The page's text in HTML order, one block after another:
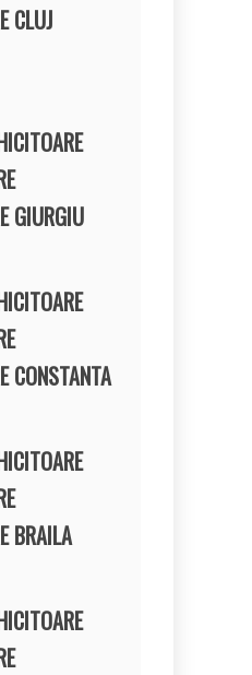
CLUJ
GIURGIU
CONSTANTA
BRAILA